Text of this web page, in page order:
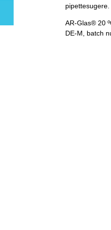
pipettesugere.
AR-Glas® 20
DE-M, batch